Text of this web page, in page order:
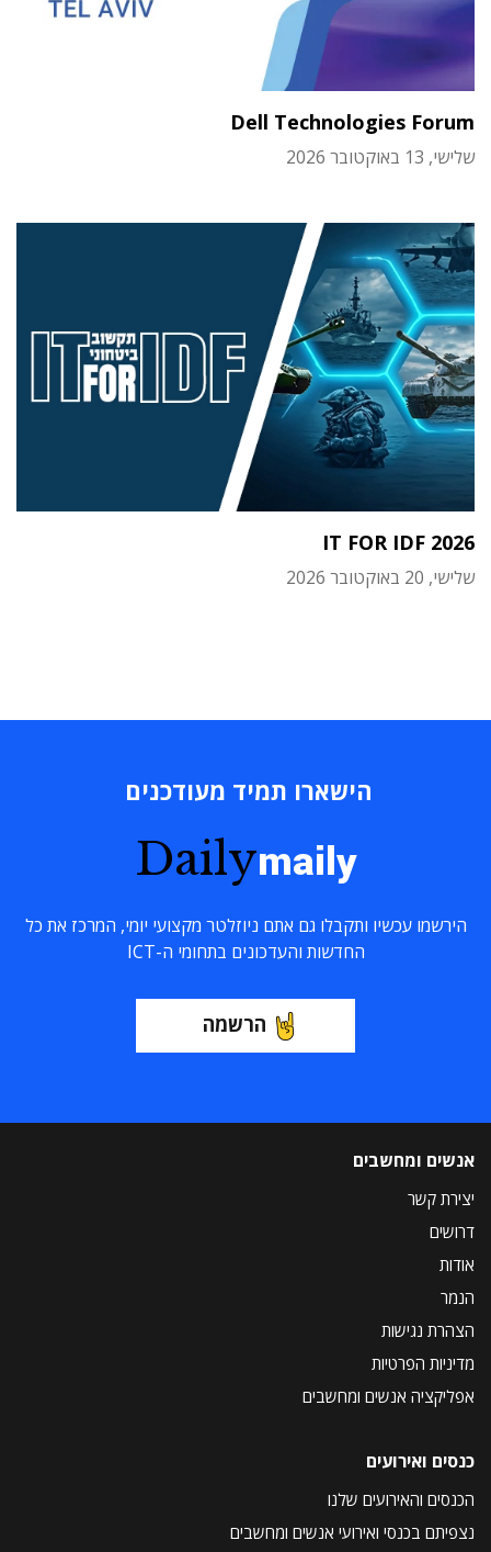
Dell Technologies Forum
שלישי, 13 באוקטובר 2026
IT FOR IDF 2026
שלישי, 20 באוקטובר 2026
הישארו תמיד מעודכנים
Dailymaily
הירשמו עכשיו ותקבלו גם אתם ניוזלטר מקצועי יומי, המרכז את כל
החדשות והעדכונים בתחומי ה-ICT
הרשמה
אנשים ומחשבים
יצירת קשר
דרושים
אודות
הנמר
הצהרת נגישות
מדיניות הפרטיות
אפליקציה אנשים ומחשבים
כנסים ואירועים
הכנסים והאירועים שלנו
נצפיתם בכנסי ואירועי אנשים ומחשבים